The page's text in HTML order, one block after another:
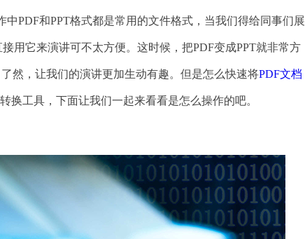
PDF和PPT格式都是常用的文件格式，当我们得给同事们展
用它来演讲可不太方便。这时候，把PDF变成PPT就非常方
然，让我们的演讲更加生动有趣。但是怎么快速将PDF文档
换工具，下面让我们一起来看看是怎么操作的吧。